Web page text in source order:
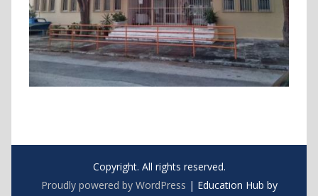
Copyright. All rights reserved.
Proudly powered by WordPress | Education Hub by